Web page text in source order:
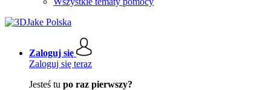
Zaloguj się
Zaloguj się teraz
Jesteś tu po raz pierwszy?